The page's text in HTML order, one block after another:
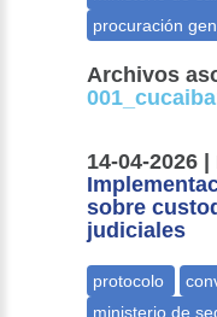
Archivos
14-04-2026 |
sobre
judiciales